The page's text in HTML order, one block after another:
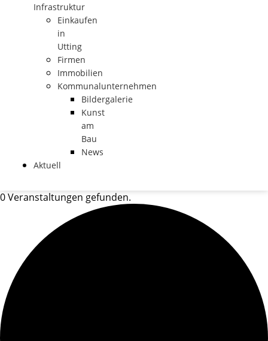
Infrastruktur
Einkaufen
in
Utting
Firmen
Immobilien
Kommunalunternehmen
Bildergalerie
Kunst
am
Bau
News
Aktuell
0 Veranstaltungen gefunden.